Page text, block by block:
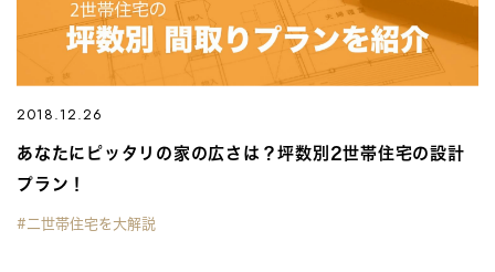
2018.12.26
あなたにピッタリの家の広さは？坪数別2世帯住宅の設計
プラン！
#二世帯住宅を大解説